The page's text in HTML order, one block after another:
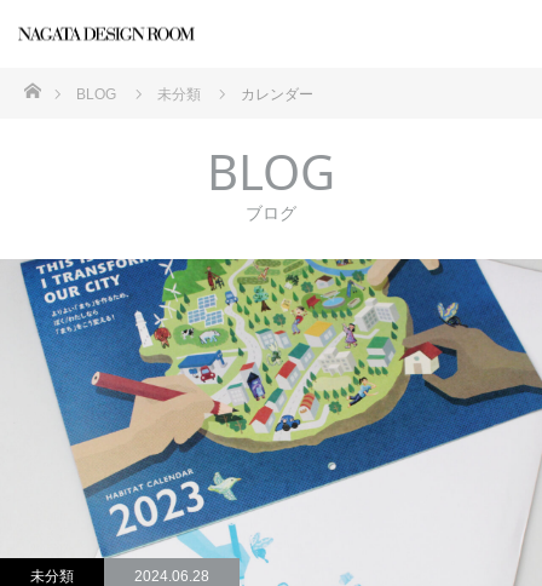
ホームBLOG 未分類 カレンダー
BLOG
ブログ
未分類 2024.06.28